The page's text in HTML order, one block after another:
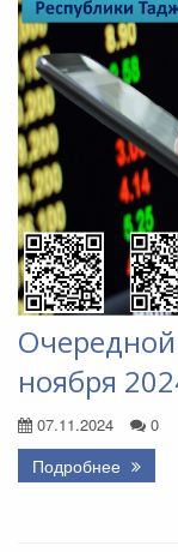
ноября
07.11.2024 0
Подробнее